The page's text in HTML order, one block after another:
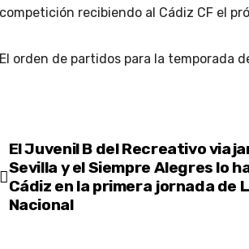
competición recibiendo al Cádiz CF el
El orden de partidos para la temporada
Navegación
de
El Juvenil B del Recreativo
Sevilla y el Siempre Alegres lo
Cádiz en la primera jornada de
Nacional